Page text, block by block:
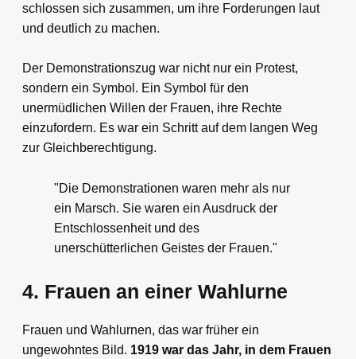
schlossen sich zusammen, um ihre Forderungen laut
und deutlich zu machen.
Der Demonstrationszug war nicht nur ein Protest,
sondern ein Symbol. Ein Symbol für den
unermüdlichen Willen der Frauen, ihre Rechte
einzufordern. Es war ein Schritt auf dem langen Weg
zur Gleichberechtigung.
"Die Demonstrationen waren mehr als nur
ein Marsch. Sie waren ein Ausdruck der
Entschlossenheit und des
unerschütterlichen Geistes der Frauen."
4. Frauen an einer Wahlurne
Frauen und Wahlurnen, das war früher ein
ungewohntes Bild. 1919 war das Jahr, in dem Frauen